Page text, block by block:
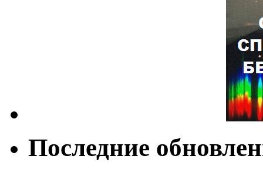
Последние